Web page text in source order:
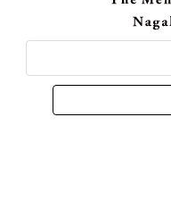
Search
for: